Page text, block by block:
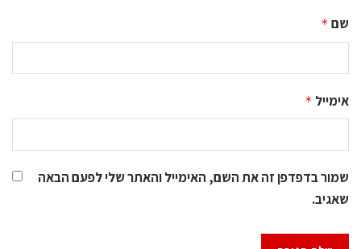
שם *
אימייל *
שמור בדפדפן זה את השם, האימייל והאתר שלי לפעם הבאה
שאגיב.